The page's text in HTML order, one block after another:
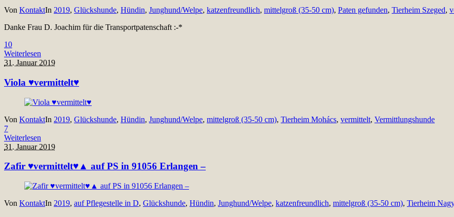
Von KontaktIn 2019, Glückshunde, Hündin, Junghund/Welpe, katzenfreundlich, mittelgroß (35-50 cm), Paten gefunden, Tierheim Szeged,
Danke Frau D. Joachim für die Transportpatenschaft :-*
10
Weiterlesen
31. Januar 2019
Viola ♥vermittelt♥
Von KontaktIn 2019, Glückshunde, Hündin, Junghund/Welpe, mittelgroß (35-50 cm), Tierheim Mohács, vermittelt, Vermittlungshunde
7
Weiterlesen
31. Januar 2019
Zafir ♥vermittelt♥▲ auf PS in 91056 Erlangen –
Von KontaktIn 2019, auf Pflegestelle in D, Glückshunde, Hündin, Junghund/Welpe, katzenfreundlich, mittelgroß (35-50 cm), Tierheim